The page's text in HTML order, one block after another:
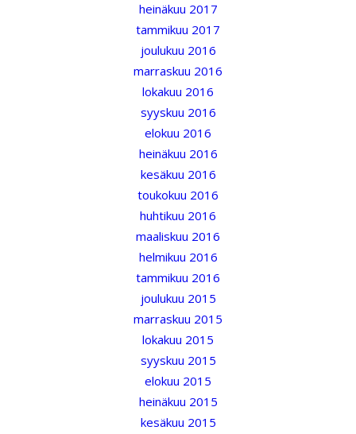
heinäkuu 2017
tammikuu 2017
joulukuu 2016
marraskuu 2016
lokakuu 2016
syyskuu 2016
elokuu 2016
heinäkuu 2016
kesäkuu 2016
toukokuu 2016
huhtikuu 2016
maaliskuu 2016
helmikuu 2016
tammikuu 2016
joulukuu 2015
marraskuu 2015
lokakuu 2015
syyskuu 2015
elokuu 2015
heinäkuu 2015
kesäkuu 2015